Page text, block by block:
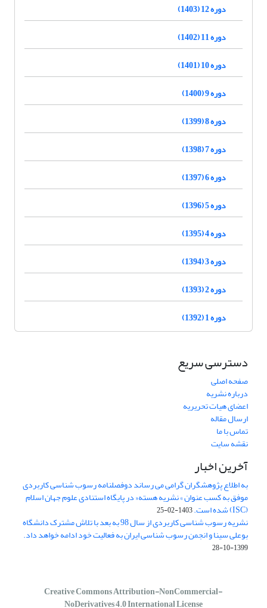
دوره 12 (1403)
دوره 11 (1402)
دوره 10 (1401)
دوره 9 (1400)
دوره 8 (1399)
دوره 7 (1398)
دوره 6 (1397)
دوره 5 (1396)
دوره 4 (1395)
دوره 3 (1394)
دوره 2 (1393)
دوره 1 (1392)
دسترسی سریع
صفحه اصلی
درباره نشریه
اعضای هیات تحریریه
ارسال مقاله
تماس با ما
نقشه سایت
آخرین اخبار
به اطلاع پژوهشگران گرامی می رساند دوفصلنامه رسوب شناسی کاربردی
موفق به کسب عنوان » نشریه هسته« در پایگاه استنادی علوم جهان اسلام
(ISC) شده است. 1403-02-25
نشریه رسوب شناسی کاربردی از سال 98 به بعد با تلاش مشترک دانشگاه
بوعلی سینا و انجمن رسوب شناسی ایران به فعالیت خود ادامه خواهد داد.
1399-10-28
Creative Commons Attribution-NonCommercial-
NoDerivatives 4.0 International License